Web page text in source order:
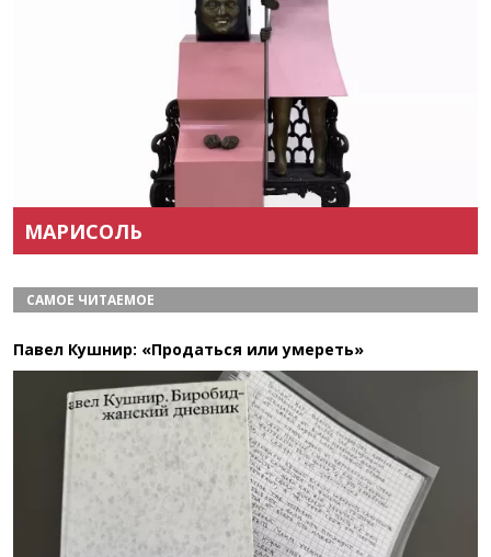
МАРИСОЛЬ
САМОЕ ЧИТАЕМОЕ
Павел Кушнир: «Продаться или умереть»